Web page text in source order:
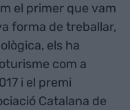
el primer que vam
forma de treballar,
els ha
com a
i el premi
Catalana de